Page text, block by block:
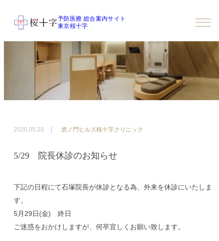
予防医療 総合案内サイト
東京桜十字
5/29 院長休診のお知らせ
2026.05.28 虎ノ門ヒルズ桜十字クリニック
下記の日程にて石塚院長が休診となる為、外来を休診にいたしま
す。
5月29日(金) 終日
ご迷惑をおかけしますが、何卒宜しくお願い致します。